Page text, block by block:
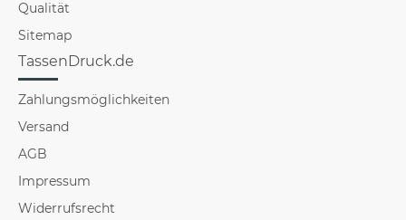
Qualität
Sitemap
TassenDruck.de
Zahlungsmöglichkeiten
Versand
AGB
Impressum
Widerrufsrecht